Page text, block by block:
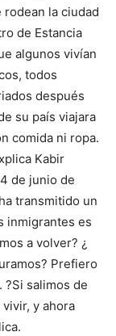
la ciudad
de Estancia
algunos vivían
todos
después
su país viajara
comida ni ropa.
Kabir
de junio de
transmitido un
inmigrantes es
a volver? ¿
Prefiero
?Si salimos de
y ahora